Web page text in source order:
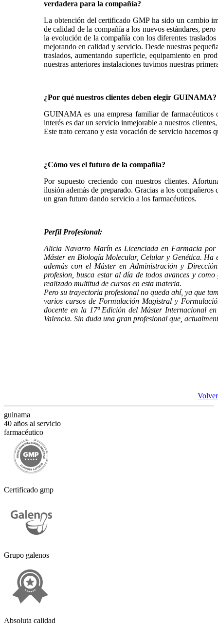
verdadera para la compañía?
La obtención del certificado GMP ha sido un cambio
de calidad de la compañía a los nuevos estándares,
la evolución de la compañía con los diferentes
mejorando en calidad y servicio. Desde nuestras
traslados, aumentando superficie, equipamiento en
nuestras anteriores instalaciones tuvimos nuestras
¿Por qué nuestros clientes deben elegir GUINAMA?
GUINAMA es una empresa familiar de farmacéuticos
interés es dar un servicio inmejorable a nuestros
Este trato cercano y esta vocación de servicio hacemos
¿Cómo ves el futuro de la compañía?
Por supuesto creciendo con nuestros clientes.
ilusión además de preparado. Gracias a los
un gran futuro dando servicio a los farmacéuticos.
Perfil Profesional:
Alicia Navarro Marín es Licenciada en Farmacia
Máster en Biología Molecular, Celular y Genética. Ha
además con el Máster en Administración y
profesion, busca estar al día de todos avances y
realizado multitud de cursos en esta materia.
Pero su trayectoria profesional no queda ahí, ya que
varios cursos de Formulación Magistral y
docente en la 17ª Edición del Máster Internacional
Valencia. Sin duda una gran profesional que,
guinama
40 años al servicio
farmacéutico
Certificado gmp
Grupo galenos
Absoluta calidad